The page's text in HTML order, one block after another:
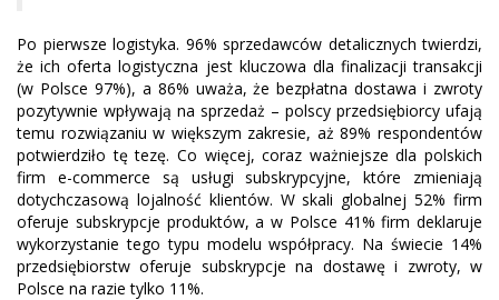
Po pierwsze logistyka. 96% sprzedawców detalicznych twierdzi,
że ich oferta logistyczna jest kluczowa dla finalizacji transakcji
(w Polsce 97%), a 86% uważa, że bezpłatna dostawa i zwroty
pozytywnie wpływają na sprzedaż – polscy przedsiębiorcy ufają
temu rozwiązaniu w większym zakresie, aż 89% respondentów
potwierdziło tę tezę. Co więcej, coraz ważniejsze dla polskich
firm e-commerce są usługi subskrypcyjne, które zmieniają
dotychczasową lojalność klientów. W skali globalnej 52% firm
oferuje subskrypcje produktów, a w Polsce 41% firm deklaruje
wykorzystanie tego typu modelu współpracy. Na świecie 14%
przedsiębiorstw oferuje subskrypcje na dostawę i zwroty, w
Polsce na razie tylko 11%.